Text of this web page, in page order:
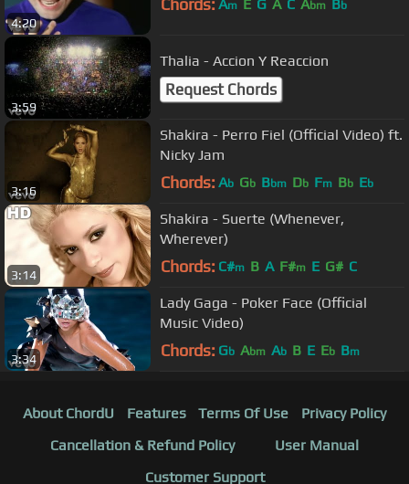
4:20
Chords: Am E G A C Abm Bb
3:59
Thalia - Accion Y Reaccion
Request Chords
3:16
Shakira - Perro Fiel (Official Video) ft.
Nicky Jam
Chords: Ab Gb Bbm Db Fm Bb Eb
3:14
Shakira - Suerte (Whenever,
Wherever)
Chords: C#m B A F#m E G# C
3:34
Lady Gaga - Poker Face (Official
Music Video)
Chords: Gb Abm Ab B E Eb Bm
About ChordU Features Terms Of Use
Privacy Policy
Cancellation & Refund Policy
User Manual
Customer Support